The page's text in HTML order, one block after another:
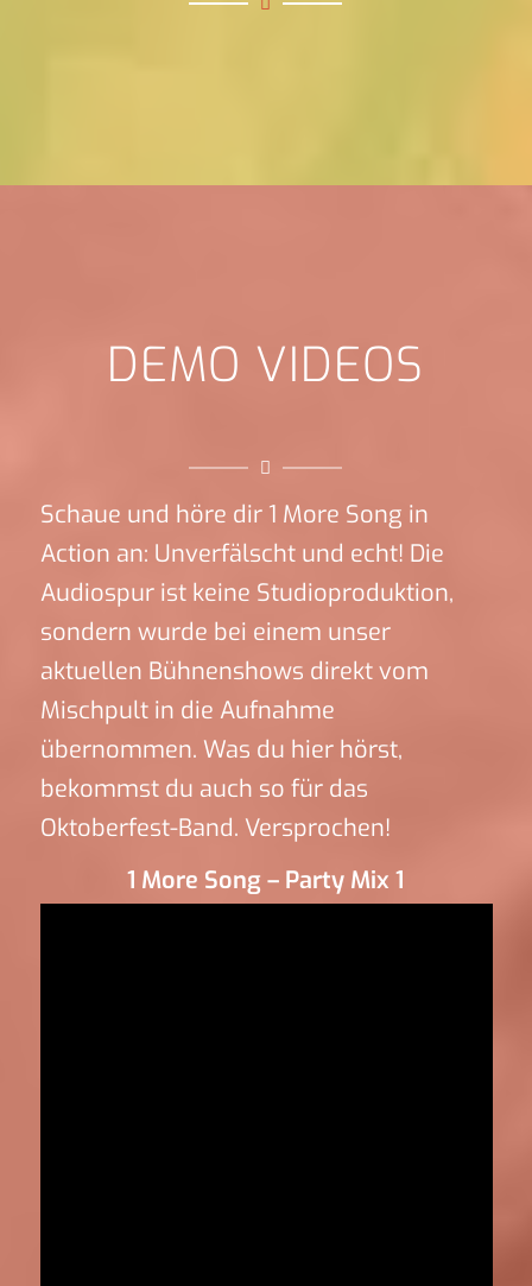
DEMO VIDEOS
Schaue und höre dir 1 More Song in
Action an: Unverfälscht und echt! Die
Audiospur ist keine Studioproduktion,
sondern wurde bei einem unser
aktuellen Bühnenshows direkt vom
Mischpult in die Aufnahme
übernommen. Was du hier hörst,
bekommst du auch so für das
Oktoberfest-Band. Versprochen!
1 More Song – Party Mix 1